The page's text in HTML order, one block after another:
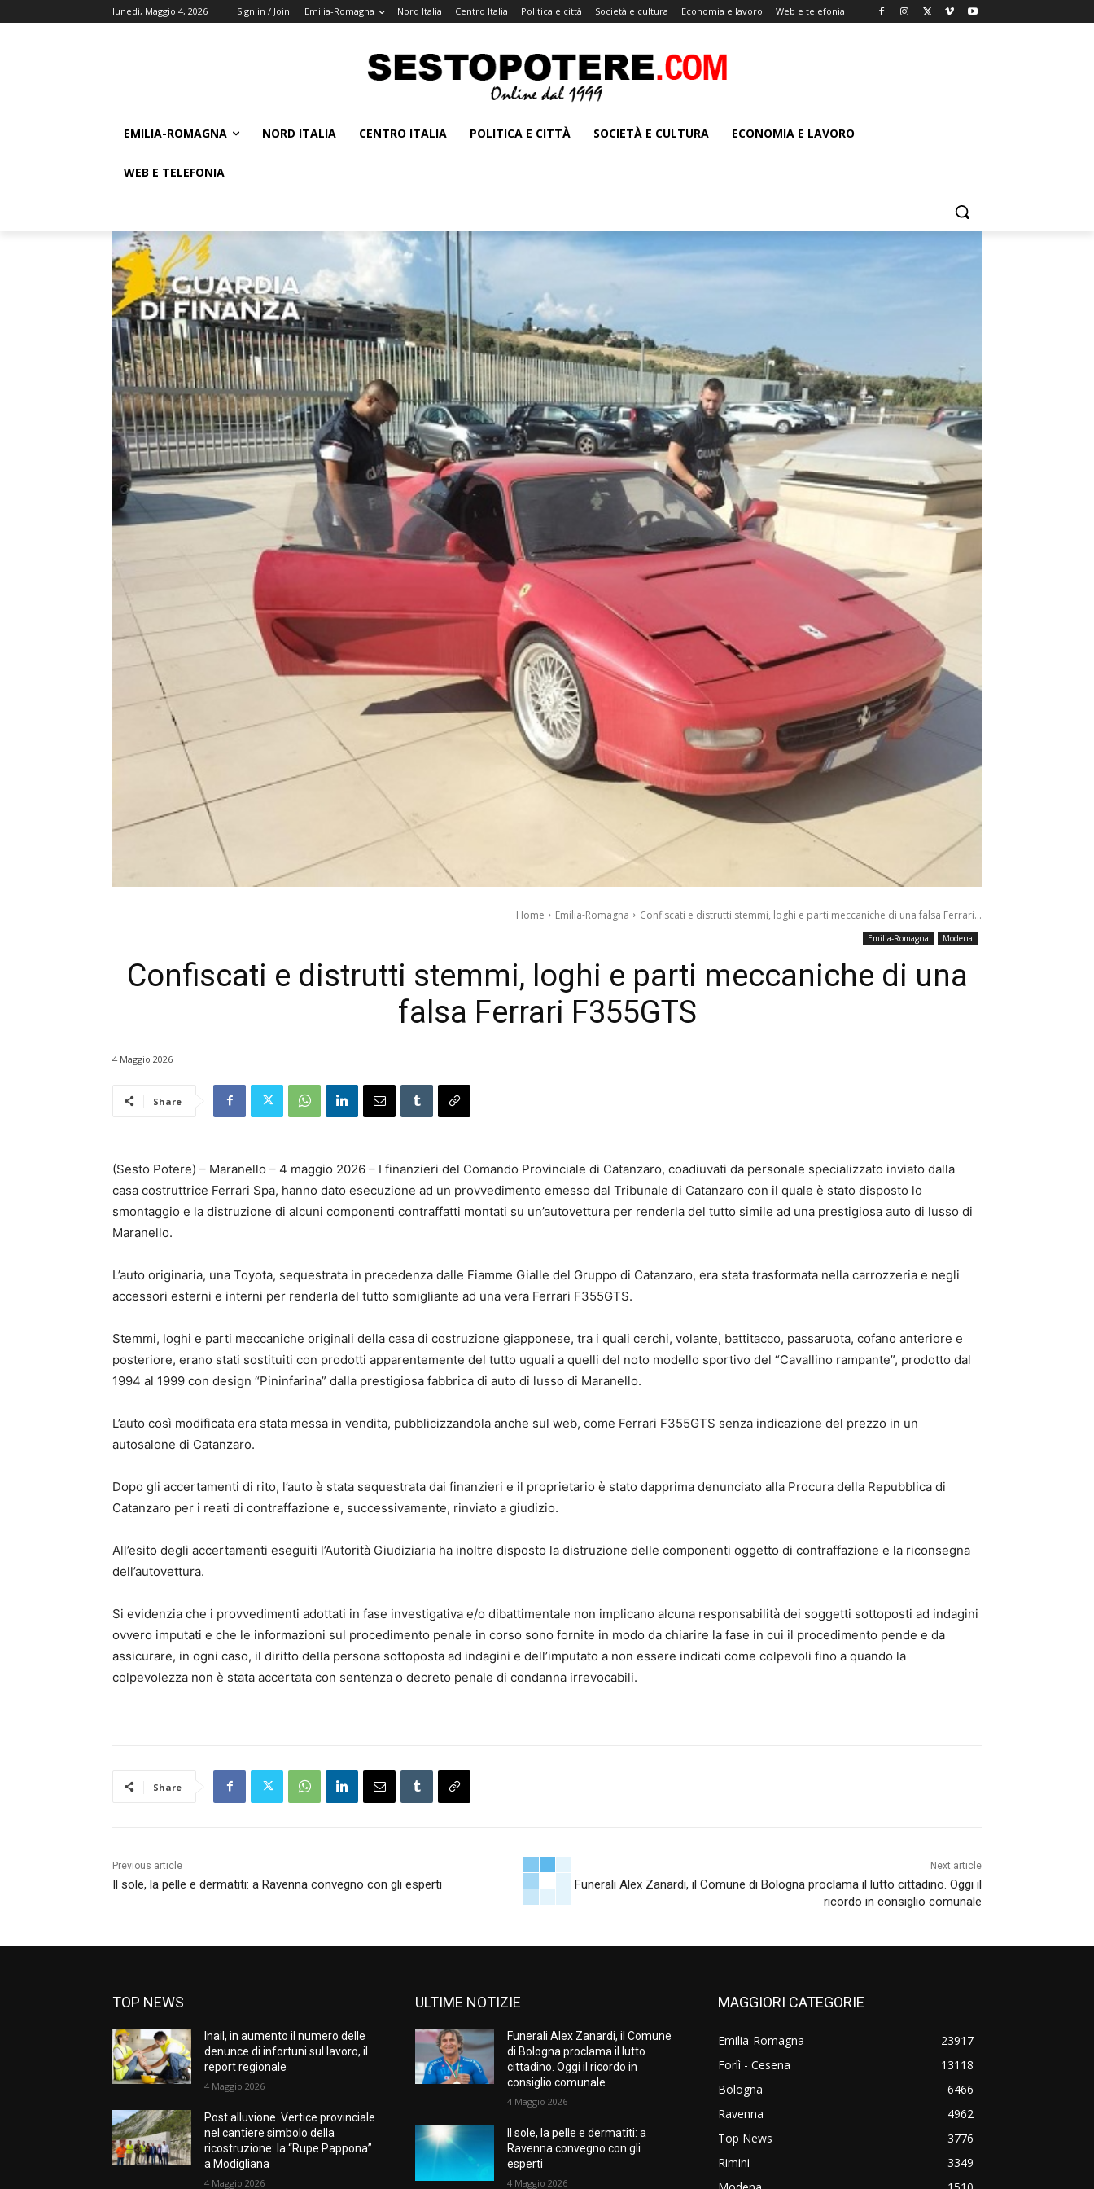
lunedì, Maggio 4, 2026 Sign in / Join Emilia-Romagna Nord Italia Centro Italia Politica e città Società e cultura Economia e lavoro Web e telefonia
EMILIA-ROMAGNA NORD ITALIA CENTRO ITALIA POLITICA E CITTÀ SOCIETÀ E CULTURA ECONOMIA E LAVORO
WEB E TELEFONIA
Home Emilia-Romagna Confiscati e distrutti stemmi, loghi e parti meccaniche di una falsa Ferrari...
Emilia-Romagna Modena
Confiscati e distrutti stemmi, loghi e parti meccaniche di una
falsa Ferrari F355GTS
4 Maggio 2026
Share
(Sesto Potere) – Maranello – 4 maggio 2026 – I finanzieri del Comando Provinciale di Catanzaro, coadiuvati da personale specializzato inviato dalla
casa costruttrice Ferrari Spa, hanno dato esecuzione ad un provvedimento emesso dal Tribunale di Catanzaro con il quale è stato disposto lo
smontaggio e la distruzione di alcuni componenti contraffatti montati su un’autovettura per renderla del tutto simile ad una prestigiosa auto di lusso di
Maranello.
L’auto originaria, una Toyota, sequestrata in precedenza dalle Fiamme Gialle del Gruppo di Catanzaro, era stata trasformata nella carrozzeria e negli
accessori esterni e interni per renderla del tutto somigliante ad una vera Ferrari F355GTS.
Stemmi, loghi e parti meccaniche originali della casa di costruzione giapponese, tra i quali cerchi, volante, battitacco, passaruota, cofano anteriore e
posteriore, erano stati sostituiti con prodotti apparentemente del tutto uguali a quelli del noto modello sportivo del “Cavallino rampante”, prodotto dal
1994 al 1999 con design “Pininfarina” dalla prestigiosa fabbrica di auto di lusso di Maranello.
L’auto così modificata era stata messa in vendita, pubblicizzandola anche sul web, come Ferrari F355GTS senza indicazione del prezzo in un
autosalone di Catanzaro.
Dopo gli accertamenti di rito, l’auto è stata sequestrata dai finanzieri e il proprietario è stato dapprima denunciato alla Procura della Repubblica di
Catanzaro per i reati di contraffazione e, successivamente, rinviato a giudizio.
All’esito degli accertamenti eseguiti l’Autorità Giudiziaria ha inoltre disposto la distruzione delle componenti oggetto di contraffazione e la riconsegna
dell’autovettura.
Si evidenzia che i provvedimenti adottati in fase investigativa e/o dibattimentale non implicano alcuna responsabilità dei soggetti sottoposti ad indagini
ovvero imputati e che le informazioni sul procedimento penale in corso sono fornite in modo da chiarire la fase in cui il procedimento pende e da
assicurare, in ogni caso, il diritto della persona sottoposta ad indagini e dell’imputato a non essere indicati come colpevoli fino a quando la
colpevolezza non è stata accertata con sentenza o decreto penale di condanna irrevocabili.
Share
Previous article
Il sole, la pelle e dermatiti: a Ravenna convegno con gli esperti
Next article
Funerali Alex Zanardi, il Comune di Bologna proclama il lutto cittadino. Oggi il
ricordo in consiglio comunale
TOP NEWS
Inail, in aumento il numero delle
denunce di infortuni sul lavoro, il
report regionale
4 Maggio 2026
Post alluvione. Vertice provinciale
nel cantiere simbolo della
ricostruzione: la “Rupe Pappona”
a Modigliana
4 Maggio 2026
ULTIME NOTIZIE
Funerali Alex Zanardi, il Comune
di Bologna proclama il lutto
cittadino. Oggi il ricordo in
consiglio comunale
4 Maggio 2026
Il sole, la pelle e dermatiti: a
Ravenna convegno con gli
esperti
4 Maggio 2026
MAGGIORI CATEGORIE
Emilia-Romagna
23917
Forlì - Cesena
13118
Bologna
6466
Ravenna
4962
Top News
3776
Rimini
3349